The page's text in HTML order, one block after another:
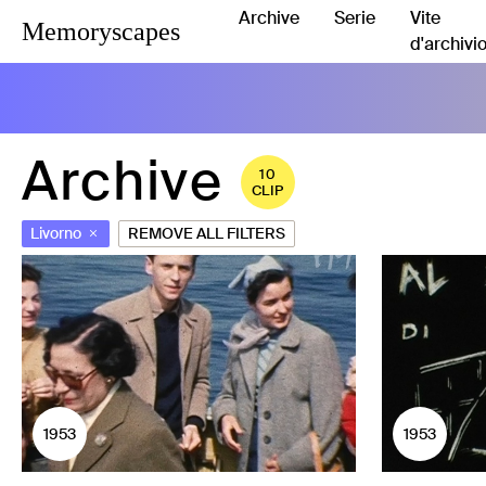
Memoryscapes Archive Serie
Vite
d'archivio
Archive
10
CLIP
Livorno REMOVE ALL FILTERS
1953 1953